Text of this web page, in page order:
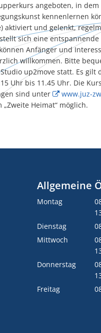
angeboten, in
kennenlernen
aktiviert und gelenkt,
sich eine
Anfänger und
willkommen. Bitte
up2move statt. Es gilt
Uhr bis 11.45 Uhr. Die
sind unter
www.juz-
Heimat“ möglich.
Allgemeine
Montag
Dienstag
Mittwoch
Donnerstag
Freitag